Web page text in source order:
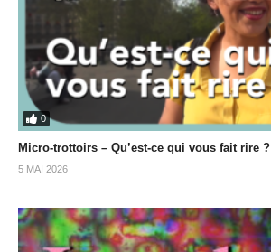
0
Micro-trottoirs – Qu’est-ce qui vous fait rire ?
5 MAI 2026